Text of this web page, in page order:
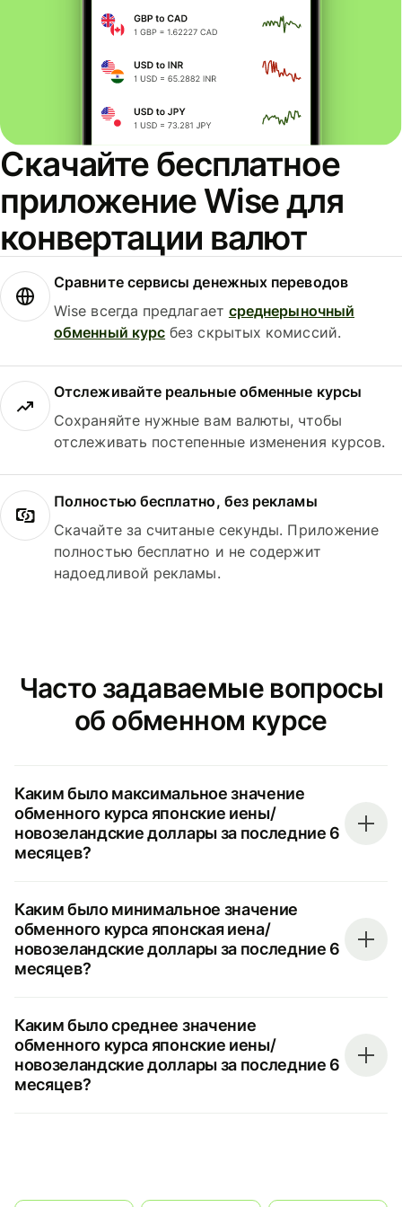
Скачайте бесплатное
приложение Wise для
конвертации валют
Сравните сервисы денежных переводов
Wise всегда предлагает среднерыночный
обменный курс без скрытых комиссий.
Отслеживайте реальные обменные курсы
Сохраняйте нужные вам валюты, чтобы
отслеживать постепенные изменения курсов.
Полностью бесплатно, без рекламы
Скачайте за считаные секунды. Приложение
полностью бесплатно и не содержит
надоедливой рекламы.
Часто задаваемые вопросы
об обменном курсе
Каким было максимальное значение
обменного курса японские иены/
новозеландские доллары за последние 6
месяцев?
Каким было минимальное значение
обменного курса японская иена/
новозеландские доллары за последние 6
месяцев?
Каким было среднее значение
обменного курса японские иены/
новозеландские доллары за последние 6
месяцев?